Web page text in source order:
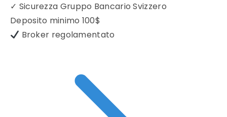
✓ Sicurezza Gruppo Bancario Svizzero
Deposito minimo 100$
Broker regolamentato